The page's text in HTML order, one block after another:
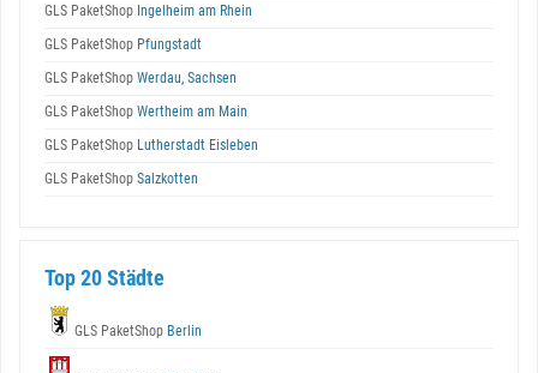
GLS PaketShop Ingelheim am Rhein
GLS PaketShop Pfungstadt
GLS PaketShop Werdau, Sachsen
GLS PaketShop Wertheim am Main
GLS PaketShop Lutherstadt Eisleben
GLS PaketShop Salzkotten
Top 20 Städte
GLS PaketShop Berlin